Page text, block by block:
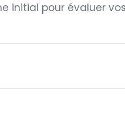
initial pour évaluer